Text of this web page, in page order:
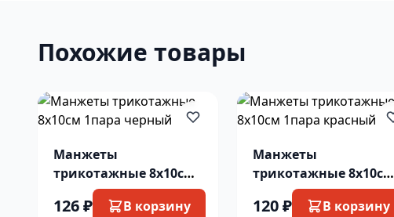
Похожие товары
Манжеты
трикотажные 8х10см
1пара черный
126 ₽ В корзину
Манжеты
трикотажные 8х10см
1пара красный
120 ₽ В корзину